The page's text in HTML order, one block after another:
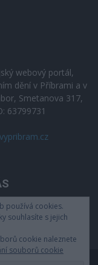
webový portál,
dění v Příbrami a v
Smetanova 317,
63799731
používá cookies.
souhlasíte s jejich
cookie naleznete
souborů cookie